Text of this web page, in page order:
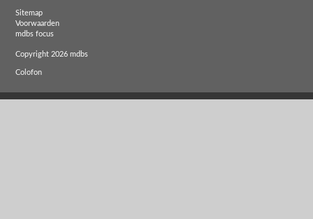
Sitemap
Voorwaarden
mdbs focus
Copyright 2026 mdbs
Colofon